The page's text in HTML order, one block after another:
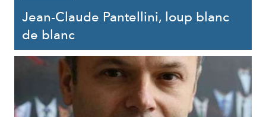
Jean-Claude Pantellini, loup blanc
de blanc